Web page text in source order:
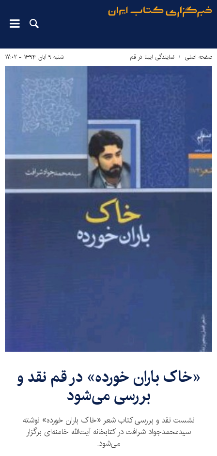
صفحه اصلی نمایندگی‌ ایبنا‌ در‌ قم شنبه ۹ آبان ۱۳۹۴ - ۱۷:۰۲
«خاک باران خورده» در قم نقد و
بررسی می‌شود
نشست نقد و بررسی کتاب شعر «خاک باران خورده» نوشته
سیدمحمدجواد شرافت در کتابخانه آیت‌الله خامنه‌ای برگزار
می‌شود.